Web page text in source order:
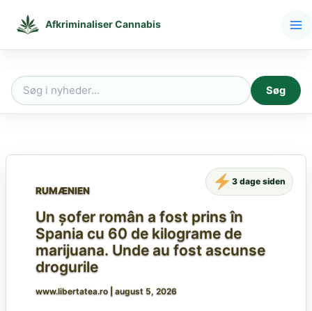
Afkriminaliser Cannabis
Søg
Søg
RUMÆNIEN
Un șofer român a fost prins în
Spania cu 60 de kilograme de
marijuana. Unde au fost ascunse
drogurile
www.libertatea.ro august 5, 2026
3 dage siden